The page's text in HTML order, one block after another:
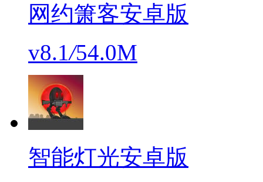
网约箫客安卓版
v8.1/54.0M
智能灯光安卓版